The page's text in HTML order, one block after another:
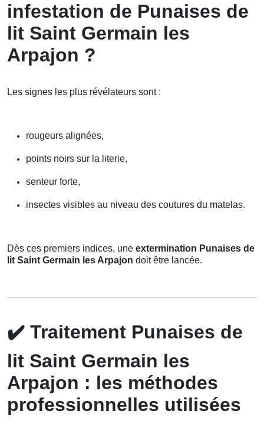
infestation de Punaises de
lit Saint Germain les
Arpajon ?
Les signes les plus révélateurs sont :
rougeurs alignées,
points noirs sur la literie,
senteur forte,
insectes visibles au niveau des coutures du matelas.
Dès ces premiers indices, une extermination Punaises de
lit Saint Germain les Arpajon doit être lancée.
✔️ Traitement Punaises de
lit Saint Germain les
Arpajon : les méthodes
professionnelles utilisées